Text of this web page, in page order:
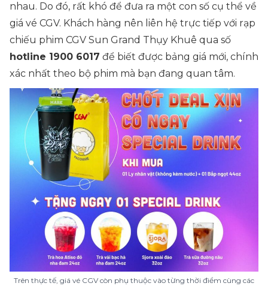
nhau. Do đó, rất khó để đưa ra một con số cụ thể về
giá vé CGV. Khách hàng nên liên hệ trực tiếp với rạp
chiếu phim CGV Sun Grand Thụy Khuê qua số
hotline 1900 6017 để biết được bảng giá mới, chính
xác nhất theo bộ phim mà bạn đang quan tâm.
Trên thực tế, giá vé CGV còn phụ thuộc vào từng thời điểm cùng các